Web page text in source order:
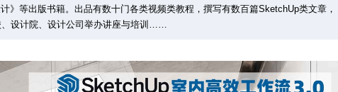
》等出版书籍。出品有数十门各类视频类教程，撰写有数百篇SketchUp类文章，
、设计院、设计公司举办讲座与培训……